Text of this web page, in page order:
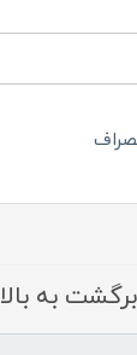
برگشت به بالا